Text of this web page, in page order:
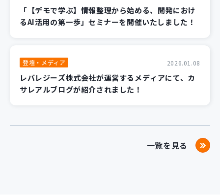
「【デモで学ぶ】情報整理から始める、開発におけ
るAI活用の第一歩」セミナーを開催いたしました！
登壇・メディア 2026.01.08
レバレジーズ株式会社が運営するメディアにて、カ
サレアルブログが紹介されました！
一覧を見る